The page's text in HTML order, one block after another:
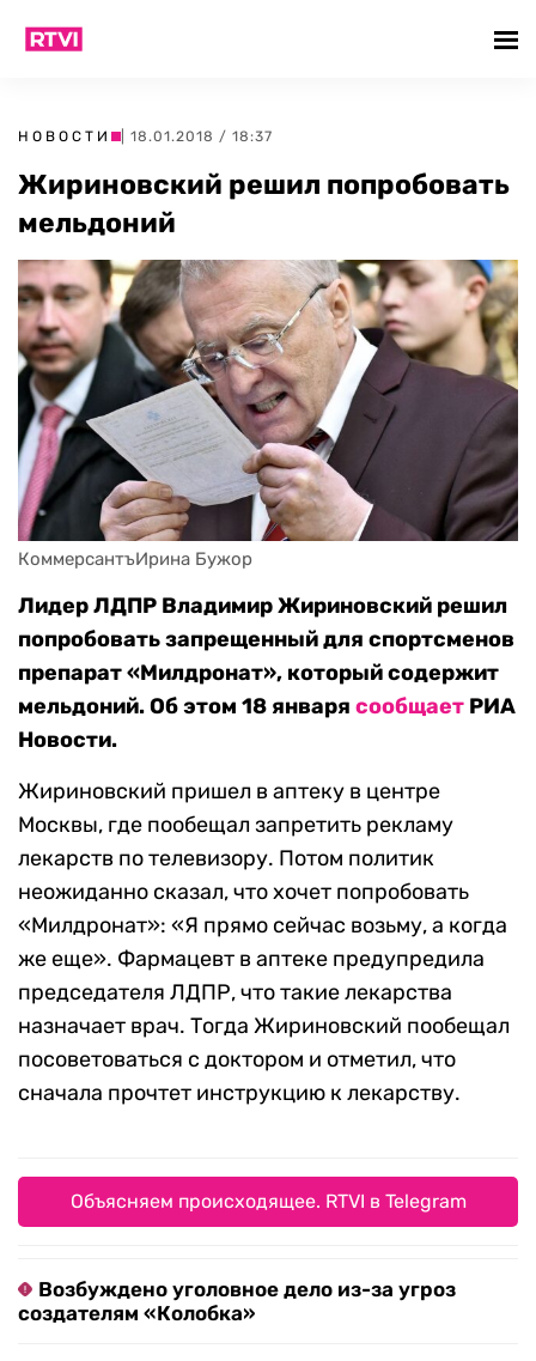
НОВОСТИ | 18.01.2018 / 18:37
Жириновский решил попробовать
мельдоний
КоммерсантъИрина Бужор
Лидер ЛДПР Владимир Жириновский решил
попробовать запрещенный для спортсменов
препарат «Милдронат», который содержит
мельдоний. Об этом 18 января сообщает РИА
Новости.
Жириновский пришел в аптеку в центре
Москвы, где пообещал запретить рекламу
лекарств по телевизору. Потом политик
неожиданно сказал, что хочет попробовать
«Милдронат»: «Я прямо сейчас возьму, а когда
же еще». Фармацевт в аптеке предупредила
председателя ЛДПР, что такие лекарства
назначает врач. Тогда Жириновский пообещал
посоветоваться с доктором и отметил, что
сначала прочтет инструкцию к лекарству.
Объясняем происходящее. RTVI в Telegram
Возбуждено уголовное дело из-за угроз
создателям «Колобка»